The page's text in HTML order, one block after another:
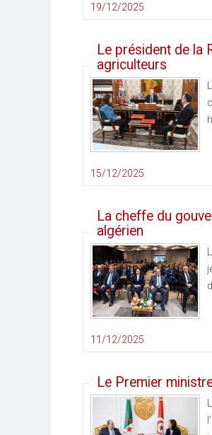
19/12/2025
Le président de la
agriculteurs
15/12/2025
La cheffe du
algérien
11/12/2025
Le Premier